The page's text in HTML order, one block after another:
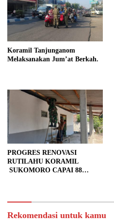
Koramil Tanjunganom
Melaksanakan Jum’at Berkah.
PROGRES RENOVASI
RUTILAHU KORAMIL
SUKOMORO CAPAI 88
Rekomendasi untuk kamu